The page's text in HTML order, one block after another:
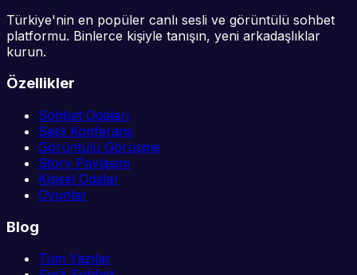
Türkiye'nin en popüler canlı sesli ve görüntülü sohbet
platformu. Binlerce kişiyle tanışın, yeni arkadaşlıklar
kurun.
Özellikler
Sohbet Odaları
Sesli Konferans
Görüntülü Görüşme
Story Paylaşım
Kişisel Odalar
Oyunlar
Blog
Tüm Yazılar